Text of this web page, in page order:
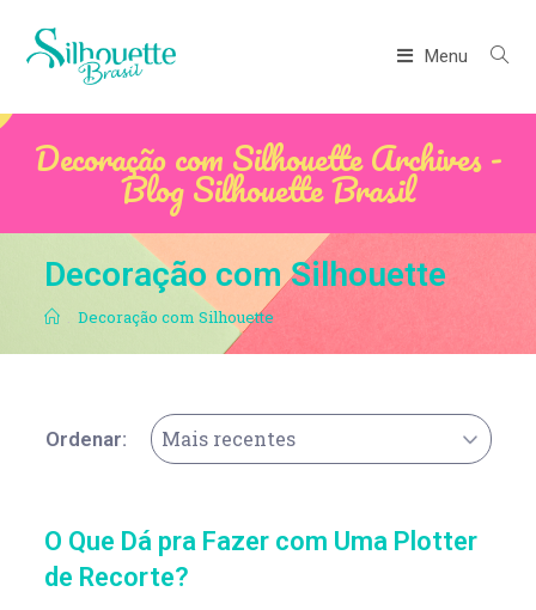
Menu
Decoração com Silhouette Archives -
Blog Silhouette Brasil
Decoração com Silhouette
. Decoração com Silhouette
Ordenar: Mais recentes
O Que Dá pra Fazer com Uma Plotter
de Recorte?